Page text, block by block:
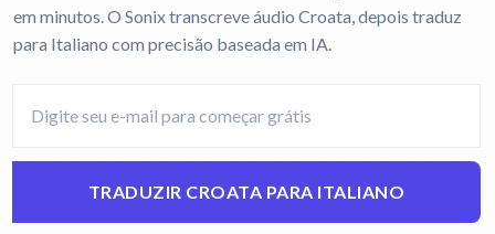
em minutos. O Sonix transcreve áudio Croata, depois traduz
para Italiano com precisão baseada em IA.
TRADUZIR CROATA PARA ITALIANO